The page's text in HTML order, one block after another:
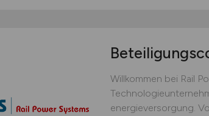
Willkommen bei Rail
energieversorgung.